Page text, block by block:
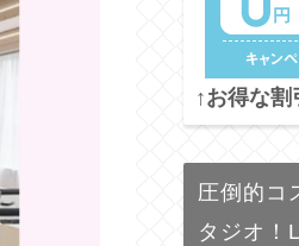
↑お得な
圧倒的コ
タジオ！